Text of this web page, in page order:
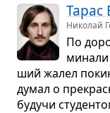
Тарас
Николай
По
ший жалел
думал о
будучи